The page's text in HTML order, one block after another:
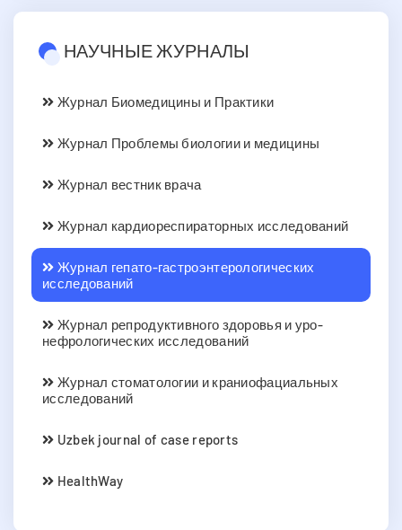
НАУЧНЫЕ ЖУРНАЛЫ
Журнал Биомедицины и Практики
Журнал Проблемы биологии и медицины
Журнал вестник врача
Журнал кардиореспираторных исследований
Журнал гепато-гастроэнтерологических
исследований
Журнал репродуктивного здоровья и уро-
нефрологических исследований
Журнал стоматологии и краниофациальных
исследований
Uzbek journal of case reports
HealthWay